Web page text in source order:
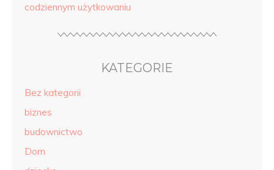
codziennym użytkowaniu
KATEGORIE
Bez kategorii
biznes
budownictwo
Dom